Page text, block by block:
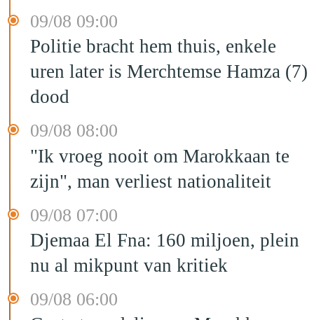
09/08 09:00
Politie bracht hem thuis, enkele
uren later is Merchtemse Hamza (7)
dood
09/08 08:00
"Ik vroeg nooit om Marokkaan te
zijn", man verliest nationaliteit
09/08 07:00
Djemaa El Fna: 160 miljoen, plein
nu al mikpunt van kritiek
09/08 06:00